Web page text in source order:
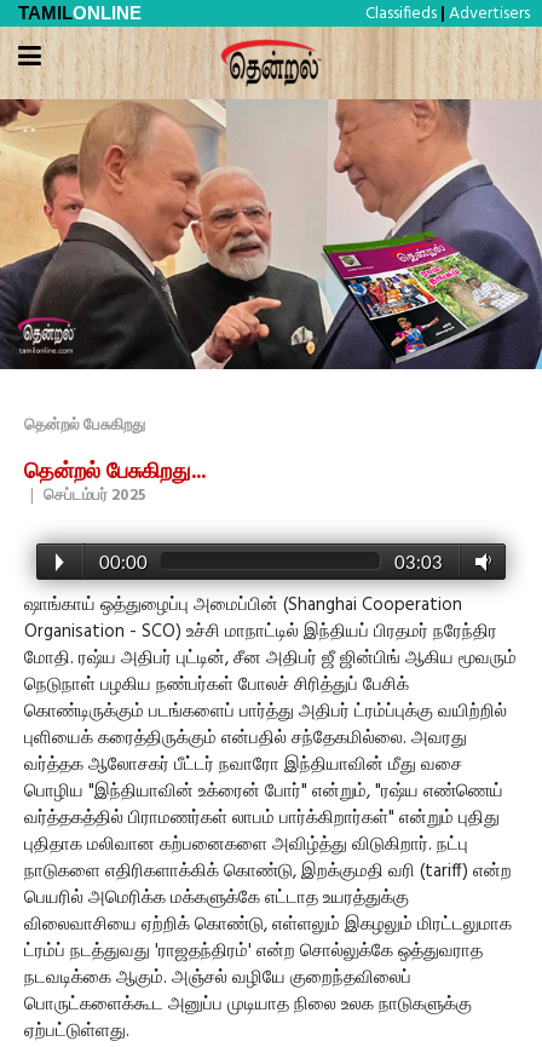
TAMILONLINE Classifieds | Advertisers
தென்றல் பேசுகிறது
தென்றல் பேசுகிறது...
| செப்டம்பர் 2025
00:00 03:03
ஷாங்காய் ஒத்துழைப்பு அமைப்பின் (Shanghai Cooperation
Organisation - SCO) உச்சி மாநாட்டில் இந்தியப் பிரதமர் நரேந்திர
மோதி. ரஷ்ய அதிபர் புட்டின், சீன அதிபர் ஜீ ஜின்பிங் ஆகிய மூவரும்
நெடுநாள் பழகிய நண்பர்கள் போலச் சிரித்துப் பேசிக்
கொண்டிருக்கும் படங்களைப் பார்த்து அதிபர் ட்ரம்ப்புக்கு வயிற்றில்
புளியைக் கரைத்திருக்கும் என்பதில் சந்தேகமில்லை. அவரது
வர்த்தக ஆலோசகர் பீட்டர் நவாரோ இந்தியாவின் மீது வசை
பொழிய "இந்தியாவின் உக்ரைன் போர்" என்றும், "ரஷ்ய எண்ணெய்
வர்த்தகத்தில் பிராமணர்கள் லாபம் பார்க்கிறார்கள்" என்றும் புதிது
புதிதாக மலிவான கற்பனைகளை அவிழ்த்து விடுகிறார். நட்பு
நாடுகளை எதிரிகளாக்கிக் கொண்டு, இறக்குமதி வரி (tariff) என்ற
பெயரில் அமெரிக்க மக்களுக்கே எட்டாத உயரத்துக்கு
விலைவாசியை ஏற்றிக் கொண்டு, எள்ளலும் இகழலும் மிரட்டலுமாக
ட்ரம்ப் நடத்துவது 'ராஜதந்திரம்' என்ற சொல்லுக்கே ஒத்துவராத
நடவடிக்கை ஆகும். அஞ்சல் வழியே குறைந்தவிலைப்
பொருட்களைக்கூட அனுப்ப முடியாத நிலை உலக நாடுகளுக்கு
ஏற்பட்டுள்ளது.